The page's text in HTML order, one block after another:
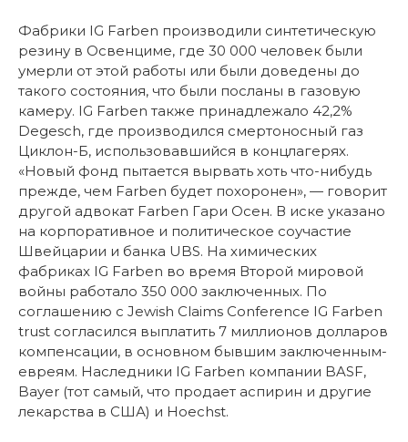
Фабрики IG Farben производили синтетическую
резину в Освенциме, где 30 000 человек были
умерли от этой работы или были доведены до
такого состояния, что были посланы в газовую
камеру. IG Farben также принадлежало 42,2%
Degesch, где производился смертоносный газ
Циклон-Б, использовавшийся в концлагерях.
«Новый фонд пытается вырвать хоть что-нибудь
прежде, чем Farben будет похоронен», — говорит
другой адвокат Farben Гари Осен. В иске указано
на корпоративное и политическое соучастие
Швейцарии и банка UBS. На химических
фабриках IG Farben во время Второй мировой
войны работало 350 000 заключенных. По
соглашению с Jewish Claims Conference IG Farben
trust согласился выплатить 7 миллионов долларов
компенсации, в основном бывшим заключенным-
евреям. Наследники IG Farben компании BASF,
Bayer (тот самый, что продает аспирин и другие
лекарства в США) и Hoechst.